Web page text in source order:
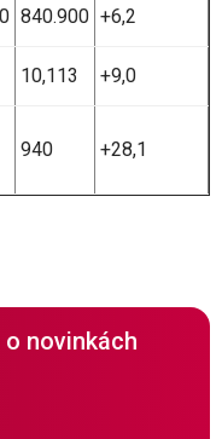
840.900 +6,2
10,113 +9,0
940 +28,1
novinkách